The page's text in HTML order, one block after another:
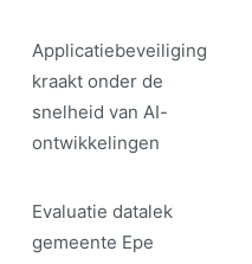
Applicatiebeveiliging
kraakt onder de
snelheid van AI-
ontwikkelingen
Evaluatie datalek
gemeente Epe